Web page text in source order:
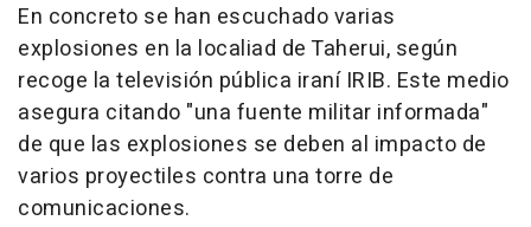
En concreto se han escuchado varias
explosiones en la localiad de Taherui, según
recoge la televisión pública iraní IRIB. Este medio
asegura citando "una fuente militar informada"
de que las explosiones se deben al impacto de
varios proyectiles contra una torre de
comunicaciones.